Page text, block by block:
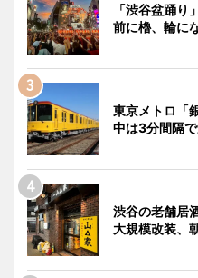
「渋谷盆踊
前に櫓、輪に
東京メトロ「
中は3分間隔
渋谷の老舗居
大規模改装、